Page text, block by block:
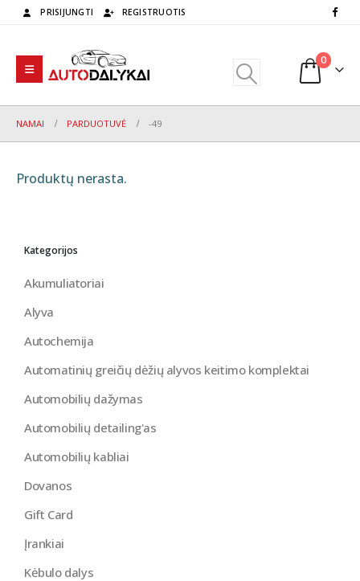
PRISIJUNGTI REGISTRUOTIS
0
NAMAI PARDUOTUVĖ -49
Produktų nerasta.
Kategorijos
Akumuliatoriai
Alyva
Autochemija
Automatinių greičių dėžių alyvos keitimo komplektai
Automobilių dažymas
Automobilių detailing'as
Automobilių kabliai
Dovanos
Gift Card
Įrankiai
Kėbulo dalys